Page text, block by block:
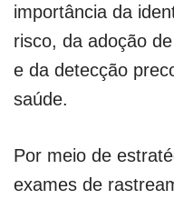
importância da
risco, da adoção
e da detecção
saúde.
Por meio de
exames de